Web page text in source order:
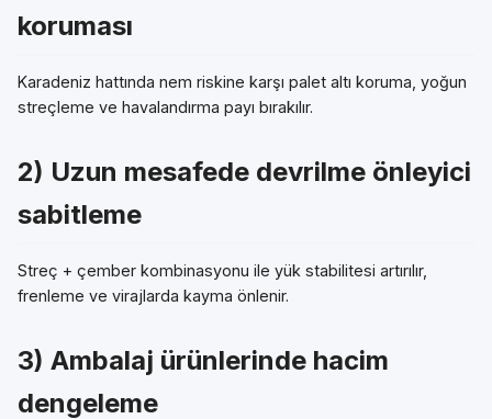
koruması
Karadeniz hattında nem riskine karşı palet altı koruma, yoğun
streçleme ve havalandırma payı bırakılır.
2) Uzun mesafede devrilme önleyici
sabitleme
Streç + çember kombinasyonu ile yük stabilitesi artırılır,
frenleme ve virajlarda kayma önlenir.
3) Ambalaj ürünlerinde hacim
dengeleme